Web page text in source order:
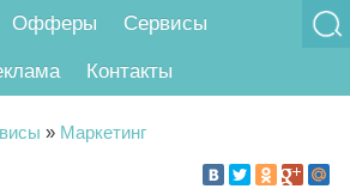
Офферы Сервисы
Контакты
» Маркетинг